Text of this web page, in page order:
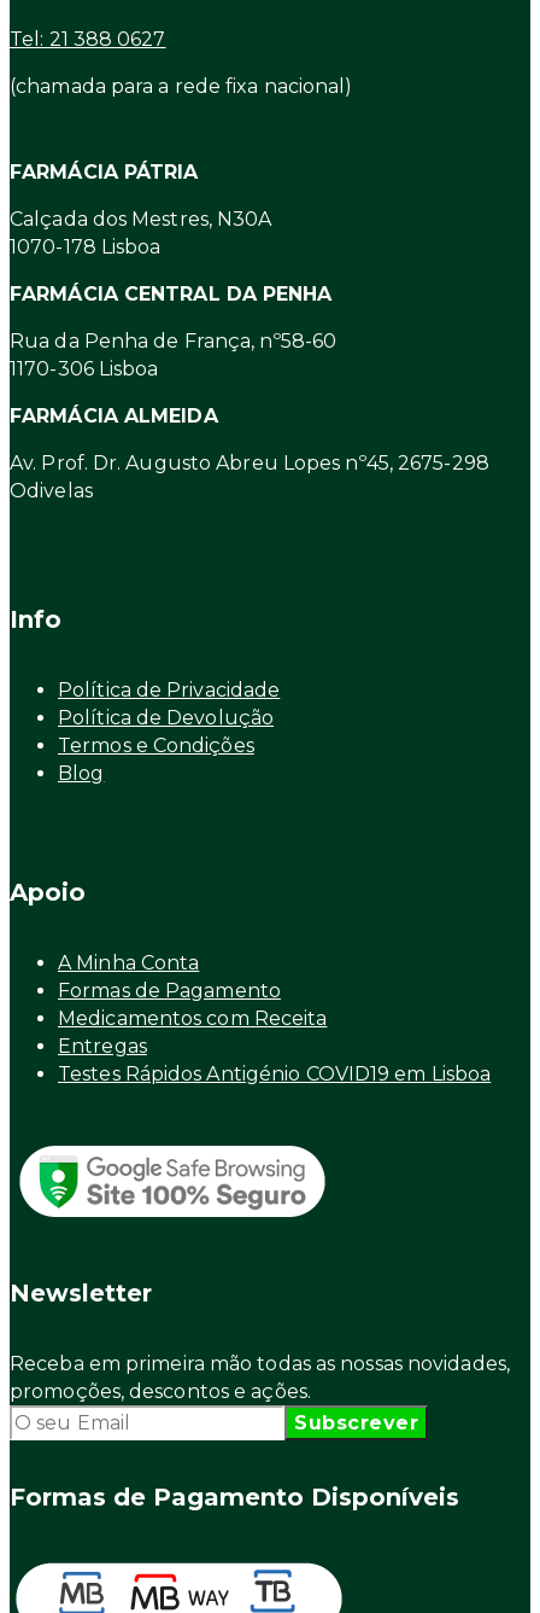
Tel: 21 388 0627
(chamada para a rede fixa nacional)
FARMÁCIA PÁTRIA
Calçada dos Mestres, N30A
1070-178 Lisboa
FARMÁCIA CENTRAL DA PENHA
Rua da Penha de França, nº58-60
1170-306 Lisboa
FARMÁCIA ALMEIDA
Av. Prof. Dr. Augusto Abreu Lopes nº45, 2675-298
Odivelas
Info
Política de Privacidade
Política de Devolução
Termos e Condições
Blog
Apoio
A Minha Conta
Formas de Pagamento
Medicamentos com Receita
Entregas
Testes Rápidos Antigénio COVID19 em Lisboa
Newsletter
Receba em primeira mão todas as nossas novidades,
promoções, descontos e ações.
Formas de Pagamento Disponíveis